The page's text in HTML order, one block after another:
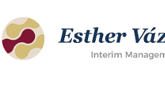
al
contenido